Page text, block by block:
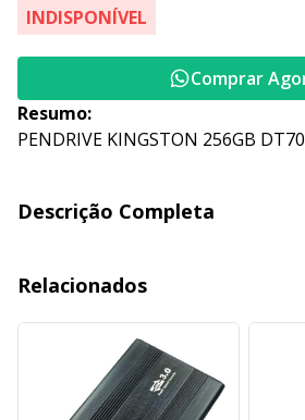
INDISPONÍVEL
Comprar
Resumo:
PENDRIVE KINGSTON 256GB
Descrição Completa
Relacionados